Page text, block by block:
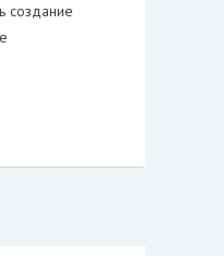
создание